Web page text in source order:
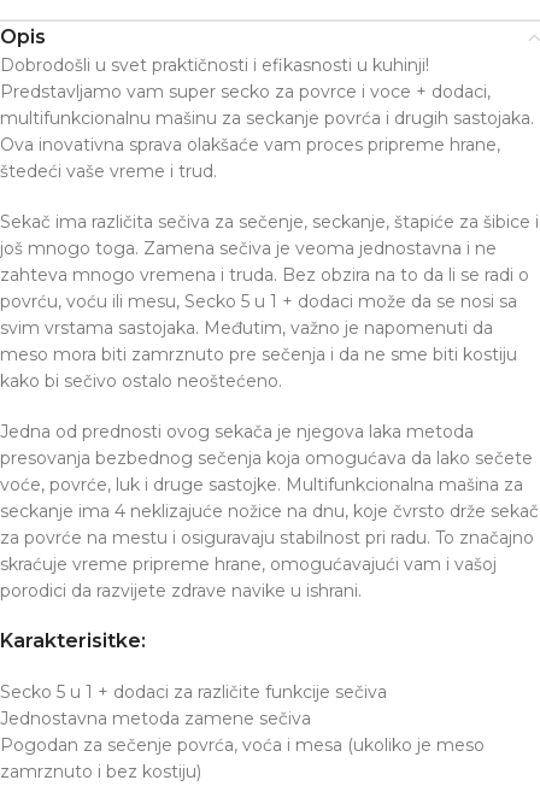
Opis
Dobrodošli u svet praktičnosti i efikasnosti u kuhinji!
Predstavljamo vam super secko za povrce i voce + dodaci,
multifunkcionalnu mašinu za seckanje povrća i drugih sastojaka.
Ova inovativna sprava olakšaće vam proces pripreme hrane,
štedeći vaše vreme i trud.
Sekač ima različita sečiva za sečenje, seckanje, štapiće za šibice i
još mnogo toga. Zamena sečiva je veoma jednostavna i ne
zahteva mnogo vremena i truda. Bez obzira na to da li se radi o
povrću, voću ili mesu, Secko 5 u 1 + dodaci može da se nosi sa
svim vrstama sastojaka. Međutim, važno je napomenuti da
meso mora biti zamrznuto pre sečenja i da ne sme biti kostiju
kako bi sečivo ostalo neoštećeno.
Jedna od prednosti ovog sekača je njegova laka metoda
presovanja bezbednog sečenja koja omogućava da lako sečete
voće, povrće, luk i druge sastojke. Multifunkcionalna mašina za
seckanje ima 4 neklizajuće nožice na dnu, koje čvrsto drže sekač
za povrće na mestu i osiguravaju stabilnost pri radu. To značajno
skraćuje vreme pripreme hrane, omogućavajući vam i vašoj
porodici da razvijete zdrave navike u ishrani.
Karakterisitke:
Secko 5 u 1 + dodaci za različite funkcije sečiva
Jednostavna metoda zamene sečiva
Pogodan za sečenje povrća, voća i mesa (ukoliko je meso
zamrznuto i bez kostiju)